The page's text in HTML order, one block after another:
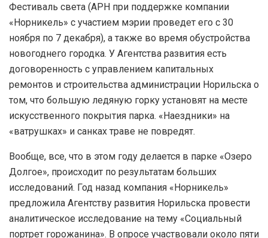
Фестиваль света (АРН при поддержке компании
«Норникель» с участием мэрии проведет его с 30
ноября по 7 декабря), а также во время обустройства
новогоднего городка. У Агентства развития есть
договоренность с управлением капитальных
ремонтов и строительства администрации Норильска о
том, что большую ледяную горку установят на месте
искусственного покрытия парка. «Наездники» на
«ватрушках» и санках траве не повредят.
Вообще, все, что в этом году делается в парке «Озеро
Долгое», происходит по результатам больших
исследований. Год назад компания «Норникель»
предложила Агентству развития Норильска провести
аналитическое исследование на тему «Социальный
портрет горожанина». В опросе участвовали около пяти